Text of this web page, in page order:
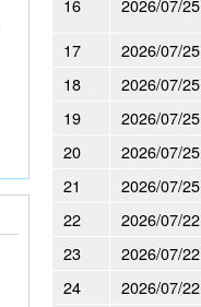
17
2026/07/25
18
2026/07/25
19
2026/07/25
20
2026/07/25
21
2026/07/25
22
2026/07/22
23
2026/07/22
24
2026/07/22